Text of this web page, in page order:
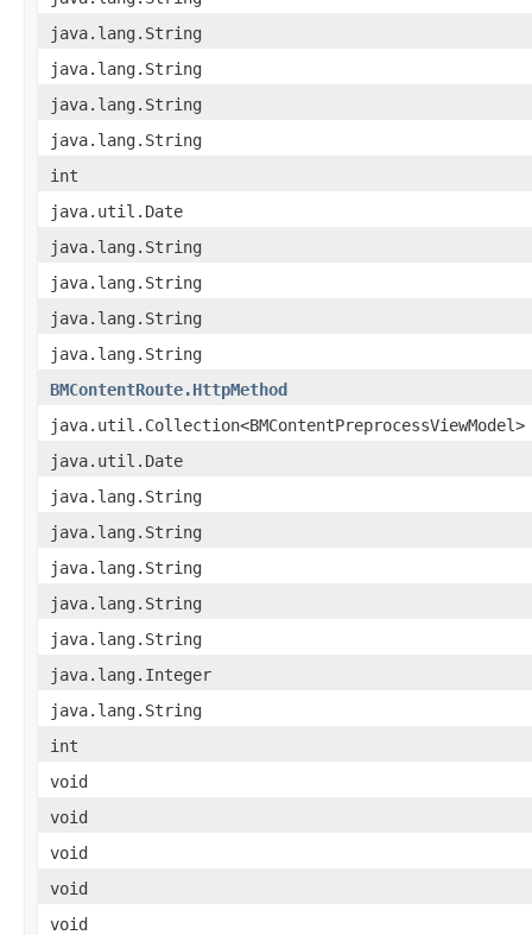
java.lang.String
java.lang.String
java.lang.String
java.lang.String
int
java.util.Date
java.lang.String
java.lang.String
java.lang.String
java.lang.String
BMContentRoute.HttpMethod
java.util.Collection<BMContentPreprocessViewModel>
java.util.Date
java.lang.String
java.lang.String
java.lang.String
java.lang.String
java.lang.String
java.lang.Integer
java.lang.String
int
void
void
void
void
void